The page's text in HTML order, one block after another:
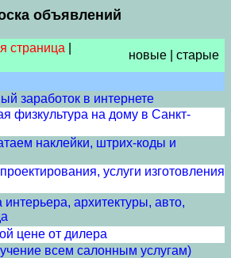
объявлений
страница
новые
старые
заработок в интернете
физкультура на дому в Санкт-
наклейки, штрих-коды и
услуги изготовления
архитектуры, авто,
цене от дилера
всем салонным услугам)